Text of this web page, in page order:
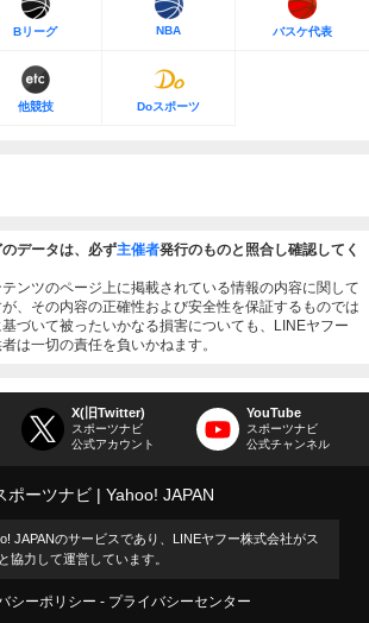
Bリーグ NBA バスケ代表
他競技 Doスポーツ
データは、必ず主催者発行のものと照合し確認してく
ンツのページ上に掲載されている情報の内容に関して
、その内容の正確性および安全性を保証するものでは
づいて被ったいかなる損害についても、LINEヤフー
は一切の責任を負いかねます。
X(旧Twitter)
スポーツナビ
公式アカウント
YouTube
スポーツナビ
公式チャンネル
ポーツナビ Yahoo! JAPAN
JAPANのサービスであり、LINEヤフー株式会社がス
協力して運営しています。
シーポリシー プライバシーセンター